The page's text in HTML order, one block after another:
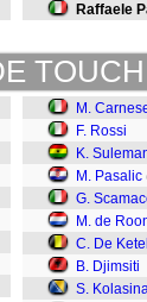
Raffaele
M.
F. Rossi
K.
M. Pasalic
G.
M. de
C. De
B. Djimsiti
S.